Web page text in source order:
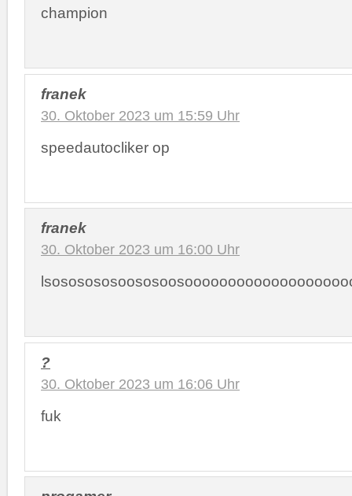
champion
franek
30. Oktober 2023 um 15:59 Uhr
speedautocliker op
franek
30. Oktober 2023 um 16:00 Uhr
?
30. Oktober 2023 um 16:06 Uhr
fuk